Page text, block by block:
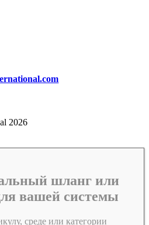
2026
шланг или
вашей системы
среде или категории